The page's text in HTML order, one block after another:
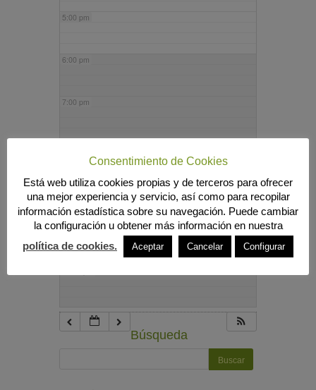
5:00 pm
6:00 pm
7:00 pm
9:00 pm
10:00 pm
Búsqueda
Consentimiento de Cookies
Está web utiliza cookies propias y de terceros para ofrecer
una mejor experiencia y servicio, así como para recopilar
información estadística sobre su navegación. Puede cambiar
la configuración u obtener más información en nuestra
política de cookies.
Aceptar Cancelar Configurar